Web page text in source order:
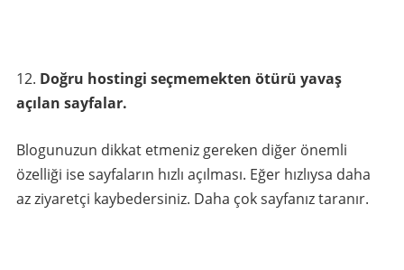
Doğru hostingi seçmemekten ötürü yavaş
açılan sayfalar.
Blogunuzun dikkat etmeniz gereken diğer önemli
özelliği ise sayfaların hızlı açılması. Eğer hızlıysa daha
az ziyaretçi kaybedersiniz. Daha çok sayfanız taranır.